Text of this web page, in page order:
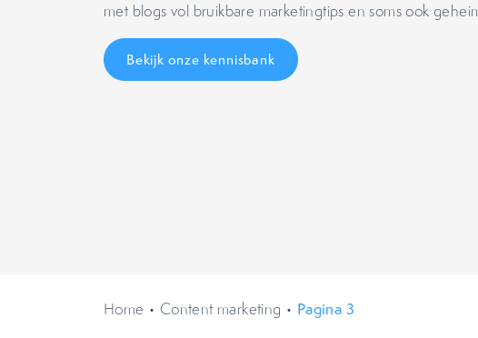
met blogs vol bruikbare marketingtips en soms ook
Bekijk onze kennisbank
Home • Content marketing • Pagina 3